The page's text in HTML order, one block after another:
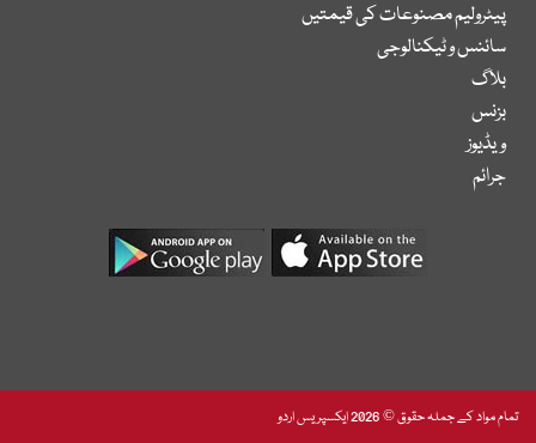
پیٹرولیم مصنوعات کی قیمتیں
سائنس و ٹیکنالوجی
بلاگ
بزنس
ویڈیوز
جرائم
تمام مواد کے جملہ حقوق © 2026 ایکسپریس اردو